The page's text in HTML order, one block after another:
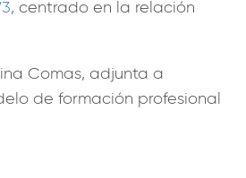
, centrado en la relación
Comas, adjunta a
de formación profesional